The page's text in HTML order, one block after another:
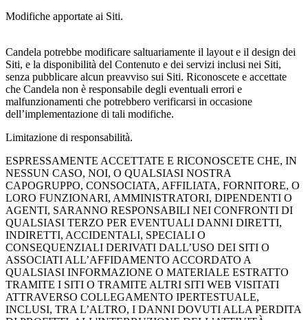
Modifiche apportate ai Siti.
Candela potrebbe modificare saltuariamente il layout e il design dei
Siti, e la disponibilità del Contenuto e dei servizi inclusi nei Siti,
senza pubblicare alcun preavviso sui Siti. Riconoscete e accettate
che Candela non è responsabile degli eventuali errori e
malfunzionamenti che potrebbero verificarsi in occasione
dell’implementazione di tali modifiche.
Limitazione di responsabilità.
ESPRESSAMENTE ACCETTATE E RICONOSCETE CHE, IN
NESSUN CASO, NOI, O QUALSIASI NOSTRA
CAPOGRUPPO, CONSOCIATA, AFFILIATA, FORNITORE, O
LORO FUNZIONARI, AMMINISTRATORI, DIPENDENTI O
AGENTI, SARANNO RESPONSABILI NEI CONFRONTI DI
QUALSIASI TERZO PER EVENTUALI DANNI DIRETTI,
INDIRETTI, ACCIDENTALI, SPECIALI O
CONSEQUENZIALI DERIVATI DALL’USO DEI SITI O
ASSOCIATI ALL’AFFIDAMENTO ACCORDATO A
QUALSIASI INFORMAZIONE O MATERIALE ESTRATTO
TRAMITE I SITI O TRAMITE ALTRI SITI WEB VISITATI
ATTRAVERSO COLLEGAMENTO IPERTESTUALE,
INCLUSI, TRA L’ALTRO, I DANNI DOVUTI ALLA PERDITA